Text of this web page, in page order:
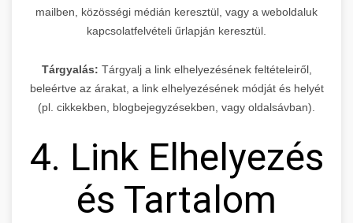
mailben, közösségi médián keresztül, vagy a weboldaluk
kapcsolatfelvételi űrlapján keresztül.
Tárgyalás: Tárgyalj a link elhelyezésének feltételeiről,
beleértve az árakat, a link elhelyezésének módját és helyét
(pl. cikkekben, blogbejegyzésekben, vagy oldalsávban).
4. Link Elhelyezés
és Tartalom